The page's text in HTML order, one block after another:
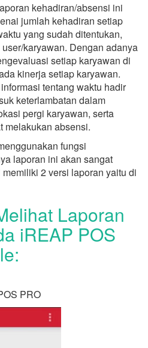
kehadiran/absensi ini
jumlah kehadiran setiap
yang sudah ditentukan,
karyawan. Dengan adanya
setiap karyawan di
kinerja setiap karyawan.
tentang waktu hadir
keterlambatan dalam
pergi karyawan, serta
melakukan absensi.
fungsi
laporan ini akan sangat
2 versi laporan yaitu di
Laporan
iREAP POS
PRO